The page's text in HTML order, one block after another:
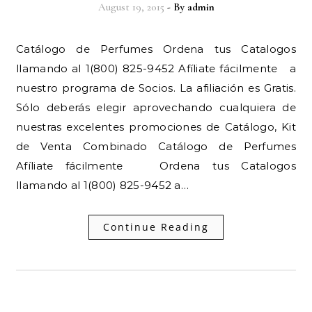
August 19, 2015 - By admin
Catálogo de Perfumes Ordena tus Catalogos
llamando al 1(800) 825-9452 Afíliate fácilmente a
nuestro programa de Socios. La afiliación es Gratis.
Sólo deberás elegir aprovechando cualquiera de
nuestras excelentes promociones de Catálogo, Kit
de Venta Combinado Catálogo de Perfumes
Afíliate fácilmente Ordena tus Catalogos
llamando al 1(800) 825-9452 a…
Continue Reading